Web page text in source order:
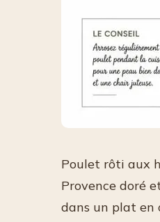
Poulet rôti aux
Provence doré
dans un plat en